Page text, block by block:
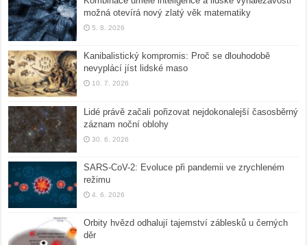
možná otevírá nový zlatý věk matematiky
5. 8. 2026
Kanibalistický kompromis: Proč se dlouhodobě
nevyplácí jíst lidské maso
10. 7. 2026
Lidé právě začali pořizovat nejdokonalejší časosběrný
záznam noční oblohy
30. 6. 2026
SARS-CoV-2: Evoluce při pandemii ve zrychleném
režimu
4. 6. 2026
Orbity hvězd odhalují tajemství záblesků u černých
děr